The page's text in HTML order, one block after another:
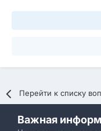
Перейти к списку
Важная